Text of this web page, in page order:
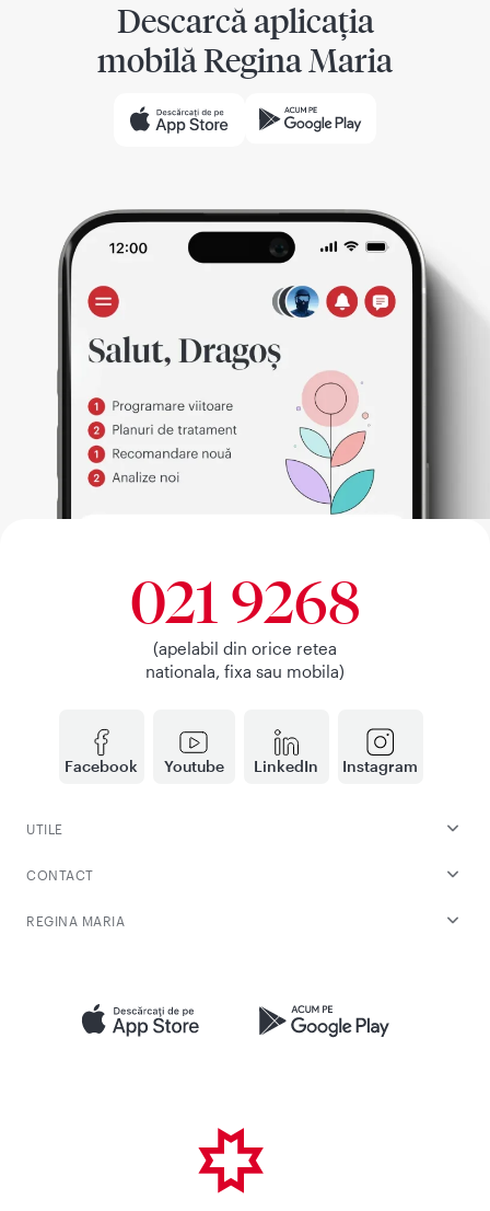
Descarcă aplicația
mobilă Regina Maria
Facebook Youtube LinkedIn Instagram
021 9268
(apelabil din orice retea
nationala, fixa sau mobila)
UTILE
CONTACT
REGINA MARIA